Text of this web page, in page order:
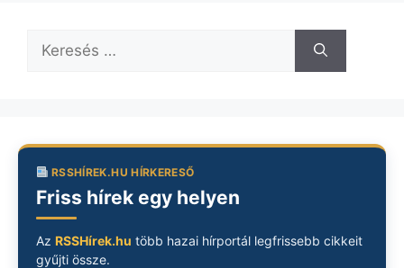
Keresés:
RSSHÍREK.HU HÍRKERESŐ
Friss hírek egy helyen
Az RSSHírek.hu több hazai hírportál legfrissebb cikkeit
gyűjti össze.